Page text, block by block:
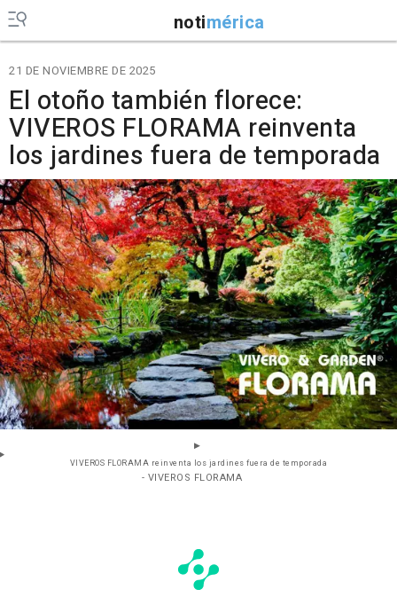
notimérica
21 DE NOVIEMBRE DE 2025
El otoño también florece:
VIVEROS FLORAMA reinventa
los jardines fuera de temporada
VIVEROS FLORAMA reinventa los jardines fuera de temporada
- VIVEROS FLORAMA